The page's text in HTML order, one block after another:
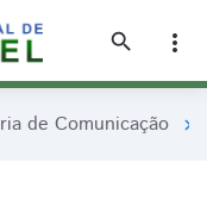
search
more_vert
de Comunicação chevron_right